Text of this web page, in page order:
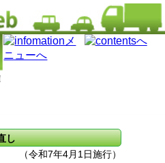
し
（令和7年4月1日施行）